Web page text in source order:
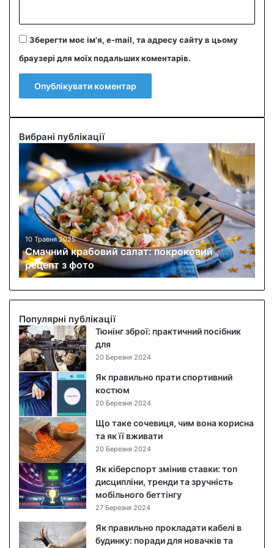
Зберегти моє ім'я, e-mail, та адресу сайту в цьому
браузері для моїх подальших коментарів.
Вибрані публікації
С
м
ч
н
и
й
к
р
а
б
о
в
и
й
с
а
л
а
т
:
п
о
к
р
о
к
о
в
и
й
10 Травня 2025
Смачний крабовий салат: покроковий
рецепт з фото
Популярні публікації
Тюнінг зброї: практичний посібник
для
20 Березня 2024
Як правильно прати спортивний
костюм
20 Березня 2024
Що таке сочевиця, чим вона корисна
та як її вживати
20 Березня 2024
Як кіберспорт змінив ставки: топ
дисципліни, тренди та зручність
мобільного беттінгу
27 Березня 2024
Як правильно прокладати кабелі в
будинку: поради для новачків та